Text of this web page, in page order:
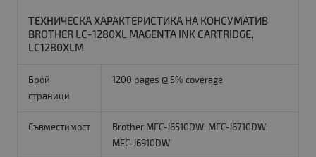
ТЕХНИЧЕСКА ХАРАКТЕРИСТИКА НА КОНСУМАТИВ
BROTHER LC-1280XL MAGENTA INK CARTRIDGE,
LC1280XLM
Брой
страници
1200 pages @ 5% coverage
Съвместимост
Brother MFC-J6510DW, MFC-J6710DW,
MFC-J6910DW